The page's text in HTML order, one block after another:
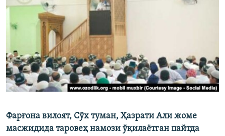
Фарғона вилоят, Сўх туман, Ҳазрати Али жоме
масжидида таровеҳ намози ўқилаётган пайтда